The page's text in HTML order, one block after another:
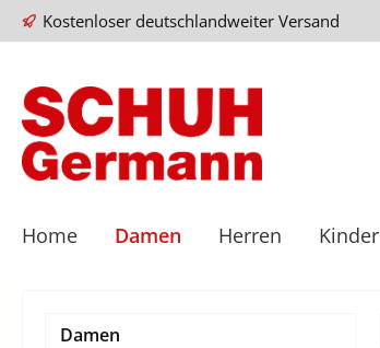
Kostenloser deutschlandweiter Versand
Home Damen Herren Kinder
Damen